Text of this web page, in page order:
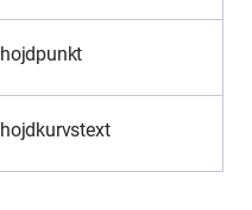
hojdpunkt
hojdkurvstext